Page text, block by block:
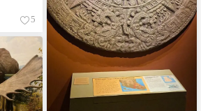
5